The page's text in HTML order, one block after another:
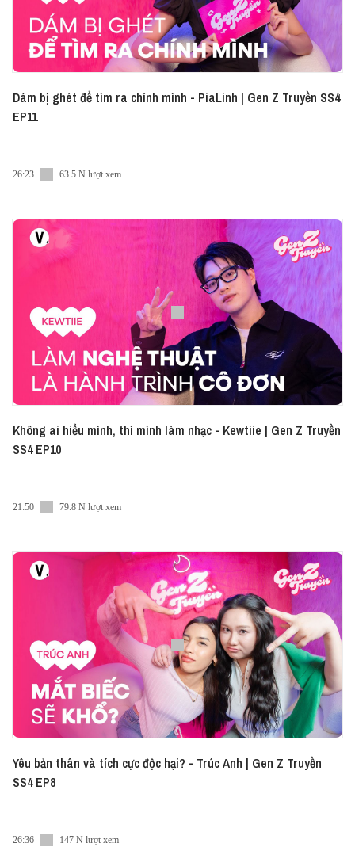
Dám bị ghét để tìm ra chính mình - PiaLinh | Gen Z Truyền SS4
EP11
26:23 63.5 N lượt xem
Không ai hiểu mình, thì mình làm nhạc - Kewtiie | Gen Z Truyền
SS4 EP10
21:50 79.8 N lượt xem
Yêu bản thân và tích cực độc hại? - Trúc Anh | Gen Z Truyền
SS4 EP8
26:36 147 N lượt xem